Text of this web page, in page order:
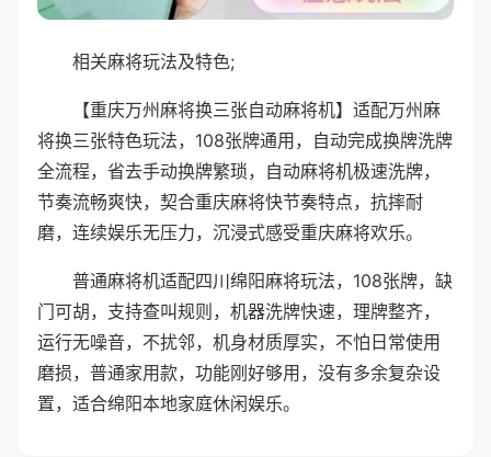
相关麻将玩法及特色;
【重庆万州麻将换三张自动麻将机】适配万州麻
将换三张特色玩法，108张牌通用，自动完成换牌洗牌
全流程，省去手动换牌繁琐，自动麻将机极速洗牌，
节奏流畅爽快，契合重庆麻将快节奏特点，抗摔耐
磨，连续娱乐无压力，沉浸式感受重庆麻将欢乐。
普通麻将机适配四川绵阳麻将玩法，108张牌，缺
门可胡，支持查叫规则，机器洗牌快速，理牌整齐，
运行无噪音，不扰邻，机身材质厚实，不怕日常使用
磨损，普通家用款，功能刚好够用，没有多余复杂设
置，适合绵阳本地家庭休闲娱乐。